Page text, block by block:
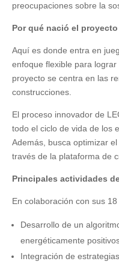
preocupaciones sobre la
Por qué nació el proyecto
Aquí es donde entra en
enfoque flexible para
proyecto se centra en las
construcciones.
El proceso innovador de
todo el ciclo de vida de los
Además, busca optimizar
través de la plataforma de
Principales actividades
En colaboración con sus
Desarrollo de un
energéticamente
Integración de